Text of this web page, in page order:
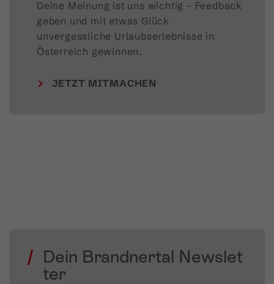
Deine Meinung ist uns wichtig – Feedback
geben und mit etwas Glück
unvergessliche Urlaubserlebnisse in
Österreich gewinnen.
JETZT MITMACHEN
Dein Brandnertal Newslet
ter